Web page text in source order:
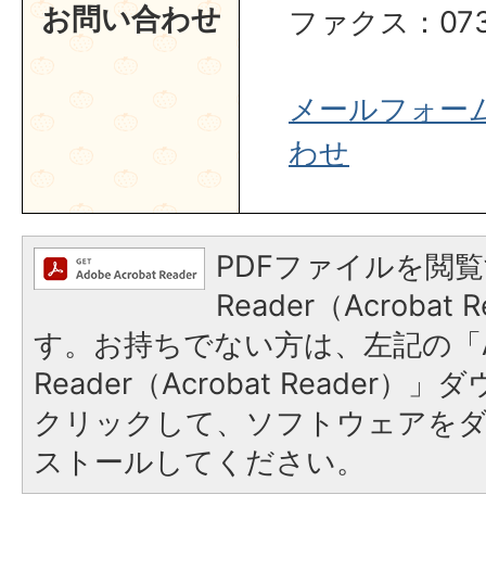
お問い合わせ
ファクス：
メールフォー
わせ
PDFファイルを閲
Reader（Acrobat
す。お持ちでない方は、左記の
Reader（Acrobat Reader）」ダ
クリックして、ソフトウェアを
ストールしてください。